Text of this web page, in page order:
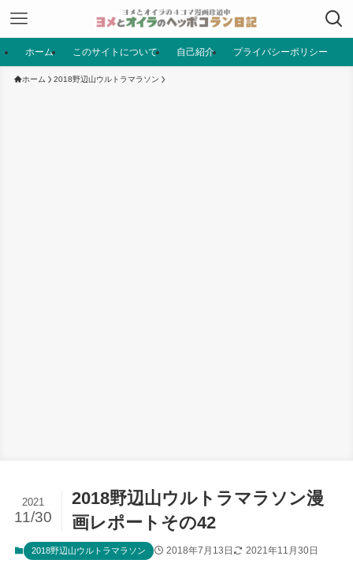
ホーム このサイトについて 自己紹介 プライバシーポリシー
ホーム 2018野辺山ウルトラマラソン
2018野辺山ウルトラマラソン漫
画レポートその42
2021
11/30
2018野辺山ウルトラマラソン 2018年7月13日 2021年11月30日